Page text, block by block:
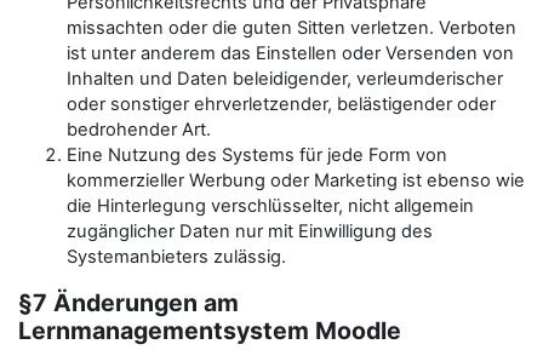
missachten oder die guten Sitten verletzen. Verboten
ist unter anderem das Einstellen oder Versenden von
Inhalten und Daten beleidigender, verleumderischer
oder sonstiger ehrverletzender, belästigender oder
bedrohender Art.
Eine Nutzung des Systems für jede Form von
kommerzieller Werbung oder Marketing ist ebenso wie
die Hinterlegung verschlüsselter, nicht allgemein
zugänglicher Daten nur mit Einwilligung des
Systemanbieters zulässig.
§7 Änderungen am
Lernmanagementsystem Moodle